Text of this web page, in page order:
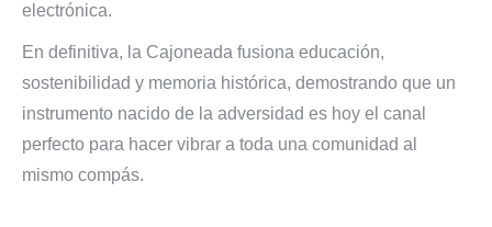
electrónica.
En definitiva, la Cajoneada fusiona educación,
sostenibilidad y memoria histórica, demostrando que un
instrumento nacido de la adversidad es hoy el canal
perfecto para hacer vibrar a toda una comunidad al
mismo compás.